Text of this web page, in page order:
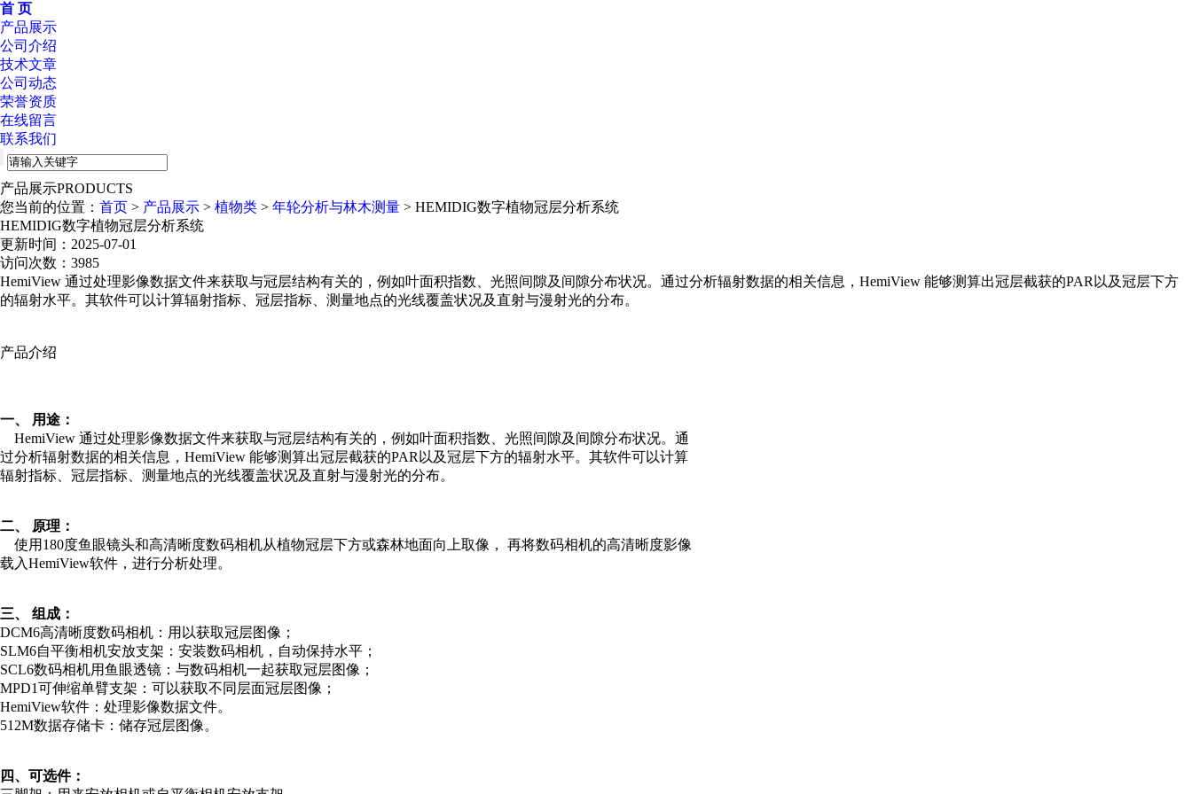
首 页
产品展示
公司介绍
技术文章
公司动态
荣誉资质
在线留言
联系我们
产品展示PRODUCTS
您当前的位置： 首页 > 产品展示 > 植物类 > 年轮分析与林木测量 > HEMIDIG数字植物冠层分析系统
HEMIDIG数字植物冠层分析系统
更新时间：2025-07-01
访问次数：3985
HemiView 通过处理影像数据文件来获取与冠层结构有关的，例如叶面积指数、光照间隙及间隙分布状况。通过分析辐射数据的相关信息，HemiView 能够测算出冠层截获的PAR以及冠层下方
的辐射水平。其软件可以计算辐射指标、冠层指标、测量地点的光线覆盖状况及直射与漫射光的分布。
产品介绍
一、 用途：
HemiView 通过处理影像数据文件来获取与冠层结构有关的，例如叶面积指数、光照间隙及间隙分布状况。通
过分析辐射数据的相关信息，HemiView 能够测算出冠层截获的PAR以及冠层下方的辐射水平。其软件可以计算
辐射指标、冠层指标、测量地点的光线覆盖状况及直射与漫射光的分布。
二、
原理：
使用180度鱼眼镜头和高清晰度数码相机从植物冠层下方或森林地面向上取像， 再将数码相机的高清晰度影像
载入HemiView软件，进行分析处理。
三、 组成：
DCM6高清晰度数码相机：用以获取冠层图像；
SLM6自平衡相机安放支架：安装数码相机，自动保持水平；
SCL6数码相机用鱼眼透镜：与数码相机一起获取冠层图像；
MPD1可伸缩单臂支架：可以获取不同层面冠层图像；
HemiView软件：处理影像数据文件。
512M数据存储卡：储存冠层图像。
四、 可选件：